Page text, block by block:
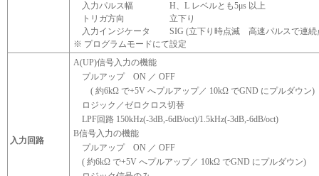
入力パルス幅
H、L レベルとも5μs 以上
トリガ方向
立下り
入力インジケータ
SIG (立下り時点滅 高速パルスで連続
※ プログラムモードにて設定
入力回路
A(UP)信号入力の機能
プルアップ ON ／ OFF
( 約6kΩ で+5V へプルアップ／ 10kΩ でGND にプルダウン)
ロジック／ゼロクロス切替
LPF回路 150kHz(-3dB,-6dB/oct)/1.5kHz(-3dB,-6dB/oct)
B信号入力の機能
プルアップ ON ／ OFF
( 約6kΩ で+5V へプルアップ／ 10kΩ でGND にプルダウン)